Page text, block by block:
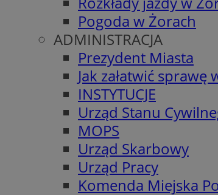
Pogoda w Żorach
ADMINISTRACJA
Prezydent Miasta
Jak załatwić sprawę
INSTYTUCJE
Urząd Stanu
MOPS
Urząd Skarbowy
Urząd Pracy
Komenda Miejska